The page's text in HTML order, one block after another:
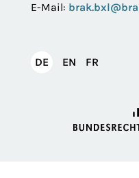
E-Mail:
DEDeutsch
EN English
FR